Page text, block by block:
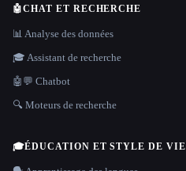
🤖CHAT ET RECHERCHE
📊 Analyse des données
🎓 Assistant de recherche
🤖💬 Chatbot
🔍 Moteurs de recherche
🎓ÉDUCATION ET STYLE DE VIE